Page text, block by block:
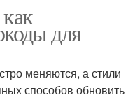
для
меняются, а стили
способов обновить